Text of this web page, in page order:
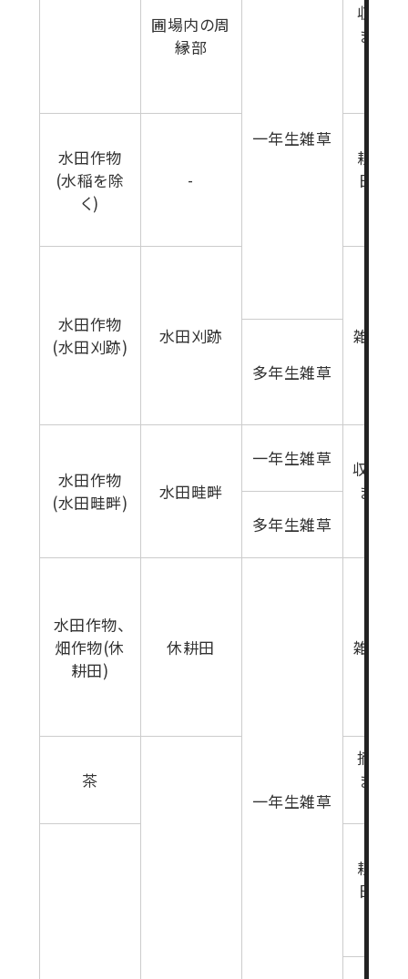
圃場内の周
縁部
一年生雑草
収穫7
まで(
水田作物
(水稲を除
く)
-
耕起
日前(
水田作物
(水田刈跡)
水田刈跡
雑草生
多年生雑草
水田作物
(水田畦畔)
水田畦畔
一年生雑草
収穫14
まで(
多年生雑草
水田作物、
畑作物(休
耕田)
休耕田
一年生雑草
雑草生
茶
摘採7
まで(
耕起
日前(